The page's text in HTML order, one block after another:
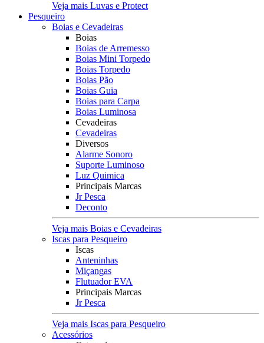
Veja mais Luvas e Protect
Pesqueiro
Boias e Cevadeiras
Boias
Boias de Arremesso
Boias Mini Torpedo
Boias Torpedo
Boias Pão
Boias Guia
Boias para Carpa
Boias Luminosa
Cevadeiras
Cevadeiras
Diversos
Alarme Sonoro
Suporte Luminoso
Luz Quimica
Principais Marcas
Jr Pesca
Deconto
Veja mais Boias e Cevadeiras
Iscas para Pesqueiro
Iscas
Anteninhas
Miçangas
Flutuador EVA
Principais Marcas
Jr Pesca
Veja mais Iscas para Pesqueiro
Acessórios